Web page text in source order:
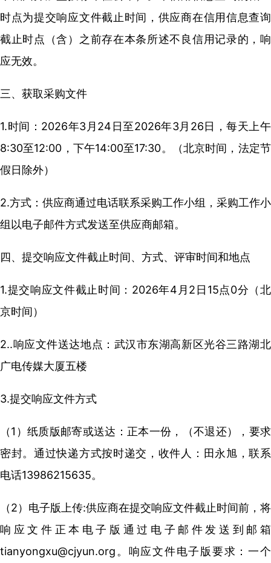
时点为提交响应文件截止时间，供应商在信用信息查询
截止时点（含）之前存在本条所述不良信用记录的，响
应无效。
三、获取采购文件
1.时间：2026年3月24日至2026年3月26日，每天上午
8:30至12:00，下午14:00至17:30。（北京时间，法定节
假日除外）
2.方式：供应商通过电话联系采购工作小组，采购工作小
组以电子邮件方式发送至供应商邮箱。
四、提交响应文件截止时间、方式、评审时间和地点
1.提交响应文件截止时间：2026年4月2日15点0分（北
京时间）
2..响应文件送达地点：武汉市东湖高新区光谷三路湖北
广电传媒大厦五楼
3.提交响应文件方式
（1）纸质版邮寄或送达：正本一份，（不退还），要求
密封。通过快递方式按时递交，收件人：田永旭，联系
电话13986215635。
（2）电子版上传:供应商在提交响应文件截止时间前，将
响应文件正本电子版通过电子邮件发送到邮箱
tianyongxu@cjyun.org。响应文件电子版要求：一个